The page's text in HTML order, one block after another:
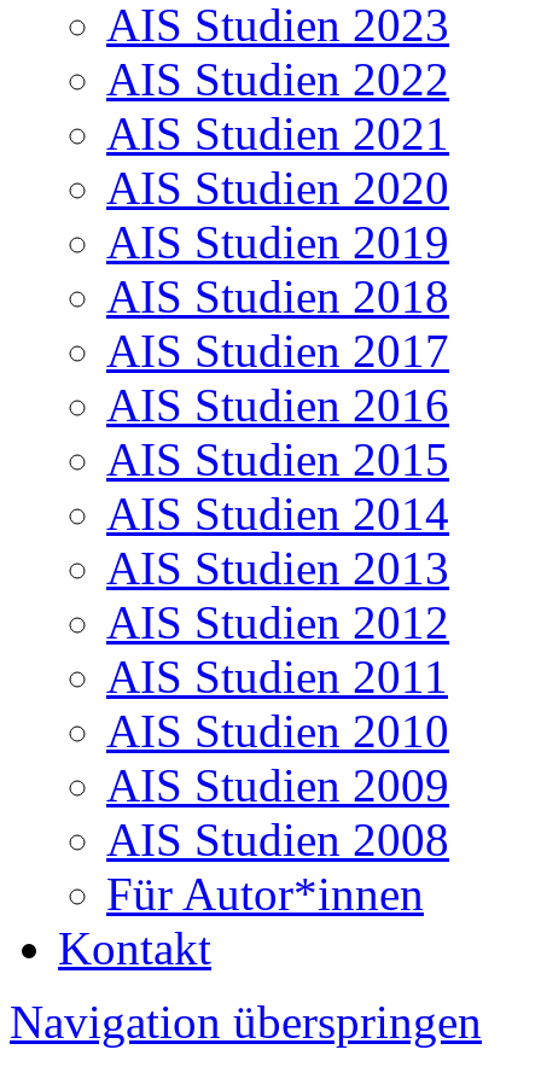
AIS Studien 2023
AIS Studien 2022
AIS Studien 2021
AIS Studien 2020
AIS Studien 2019
AIS Studien 2018
AIS Studien 2017
AIS Studien 2016
AIS Studien 2015
AIS Studien 2014
AIS Studien 2013
AIS Studien 2012
AIS Studien 2011
AIS Studien 2010
AIS Studien 2009
AIS Studien 2008
Für Autor*innen
Kontakt
Navigation überspringen